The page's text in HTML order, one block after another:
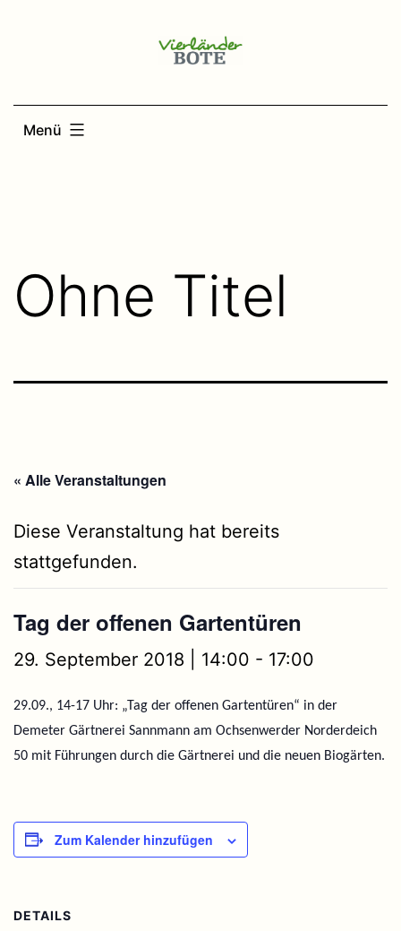
Menü
Ohne Titel
« Alle Veranstaltungen
Diese Veranstaltung hat bereits
stattgefunden.
Tag der offenen Gartentüren
29. September 2018 | 14:00 - 17:00
29.09., 14-17 Uhr: „Tag der offenen Gartentüren“ in der
Demeter Gärtnerei Sannmann am Ochsenwerder Norderdeich
50 mit Führungen durch die Gärtnerei und die neuen Biogärten.
Zum Kalender hinzufügen
DETAILS